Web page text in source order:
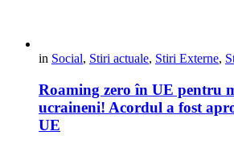
in Social, Stiri actuale, Stiri Externe,
Roaming zero în UE pentru
ucraineni! Acordul a fost
UE